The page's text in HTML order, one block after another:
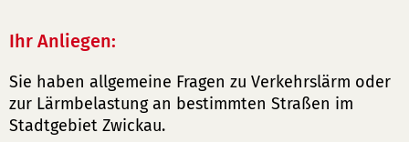
Ihr Anliegen:
Sie haben allgemeine Fragen zu Verkehrslärm oder
zur Lärmbelastung an bestimmten Straßen im
Stadtgebiet Zwickau.